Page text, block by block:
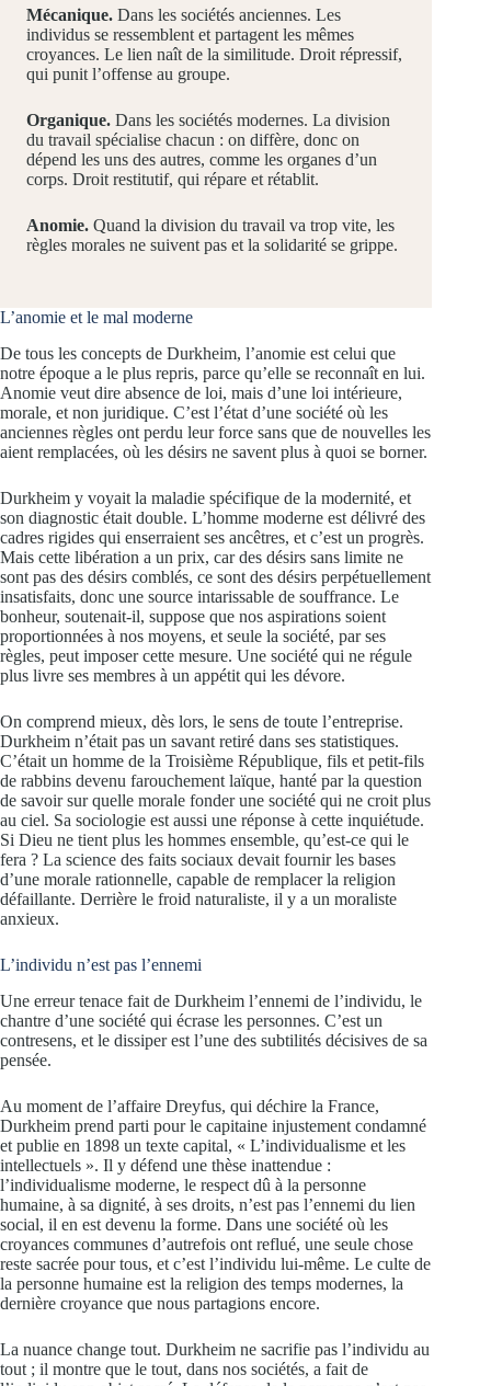
Mécanique. Dans les sociétés anciennes. Les
individus se ressemblent et partagent les mêmes
croyances. Le lien naît de la similitude. Droit répressif,
qui punit l’offense au groupe.
Organique. Dans les sociétés modernes. La division
du travail spécialise chacun : on diffère, donc on
dépend les uns des autres, comme les organes d’un
corps. Droit restitutif, qui répare et rétablit.
Anomie. Quand la division du travail va trop vite, les
règles morales ne suivent pas et la solidarité se grippe.
L’anomie et le mal moderne
De tous les concepts de Durkheim, l’anomie est celui que
notre époque a le plus repris, parce qu’elle se reconnaît en lui.
Anomie veut dire absence de loi, mais d’une loi intérieure,
morale, et non juridique. C’est l’état d’une société où les
anciennes règles ont perdu leur force sans que de nouvelles les
aient remplacées, où les désirs ne savent plus à quoi se borner.
Durkheim y voyait la maladie spécifique de la modernité, et
son diagnostic était double. L’homme moderne est délivré des
cadres rigides qui enserraient ses ancêtres, et c’est un progrès.
Mais cette libération a un prix, car des désirs sans limite ne
sont pas des désirs comblés, ce sont des désirs perpétuellement
insatisfaits, donc une source intarissable de souffrance. Le
bonheur, soutenait-il, suppose que nos aspirations soient
proportionnées à nos moyens, et seule la société, par ses
règles, peut imposer cette mesure. Une société qui ne régule
plus livre ses membres à un appétit qui les dévore.
On comprend mieux, dès lors, le sens de toute l’entreprise.
Durkheim n’était pas un savant retiré dans ses statistiques.
C’était un homme de la Troisième République, fils et petit-fils
de rabbins devenu farouchement laïque, hanté par la question
de savoir sur quelle morale fonder une société qui ne croit plus
au ciel. Sa sociologie est aussi une réponse à cette inquiétude.
Si Dieu ne tient plus les hommes ensemble, qu’est-ce qui le
fera ? La science des faits sociaux devait fournir les bases
d’une morale rationnelle, capable de remplacer la religion
défaillante. Derrière le froid naturaliste, il y a un moraliste
anxieux.
L’individu n’est pas l’ennemi
Une erreur tenace fait de Durkheim l’ennemi de l’individu, le
chantre d’une société qui écrase les personnes. C’est un
contresens, et le dissiper est l’une des subtilités décisives de sa
pensée.
Au moment de l’affaire Dreyfus, qui déchire la France,
Durkheim prend parti pour le capitaine injustement condamné
et publie en 1898 un texte capital, « L’individualisme et les
intellectuels ». Il y défend une thèse inattendue :
l’individualisme moderne, le respect dû à la personne
humaine, à sa dignité, à ses droits, n’est pas l’ennemi du lien
social, il en est devenu la forme. Dans une société où les
croyances communes d’autrefois ont reflué, une seule chose
reste sacrée pour tous, et c’est l’individu lui-même. Le culte de
la personne humaine est la religion des temps modernes, la
dernière croyance que nous partagions encore.
La nuance change tout. Durkheim ne sacrifie pas l’individu au
tout ; il montre que le tout, dans nos sociétés, a fait de